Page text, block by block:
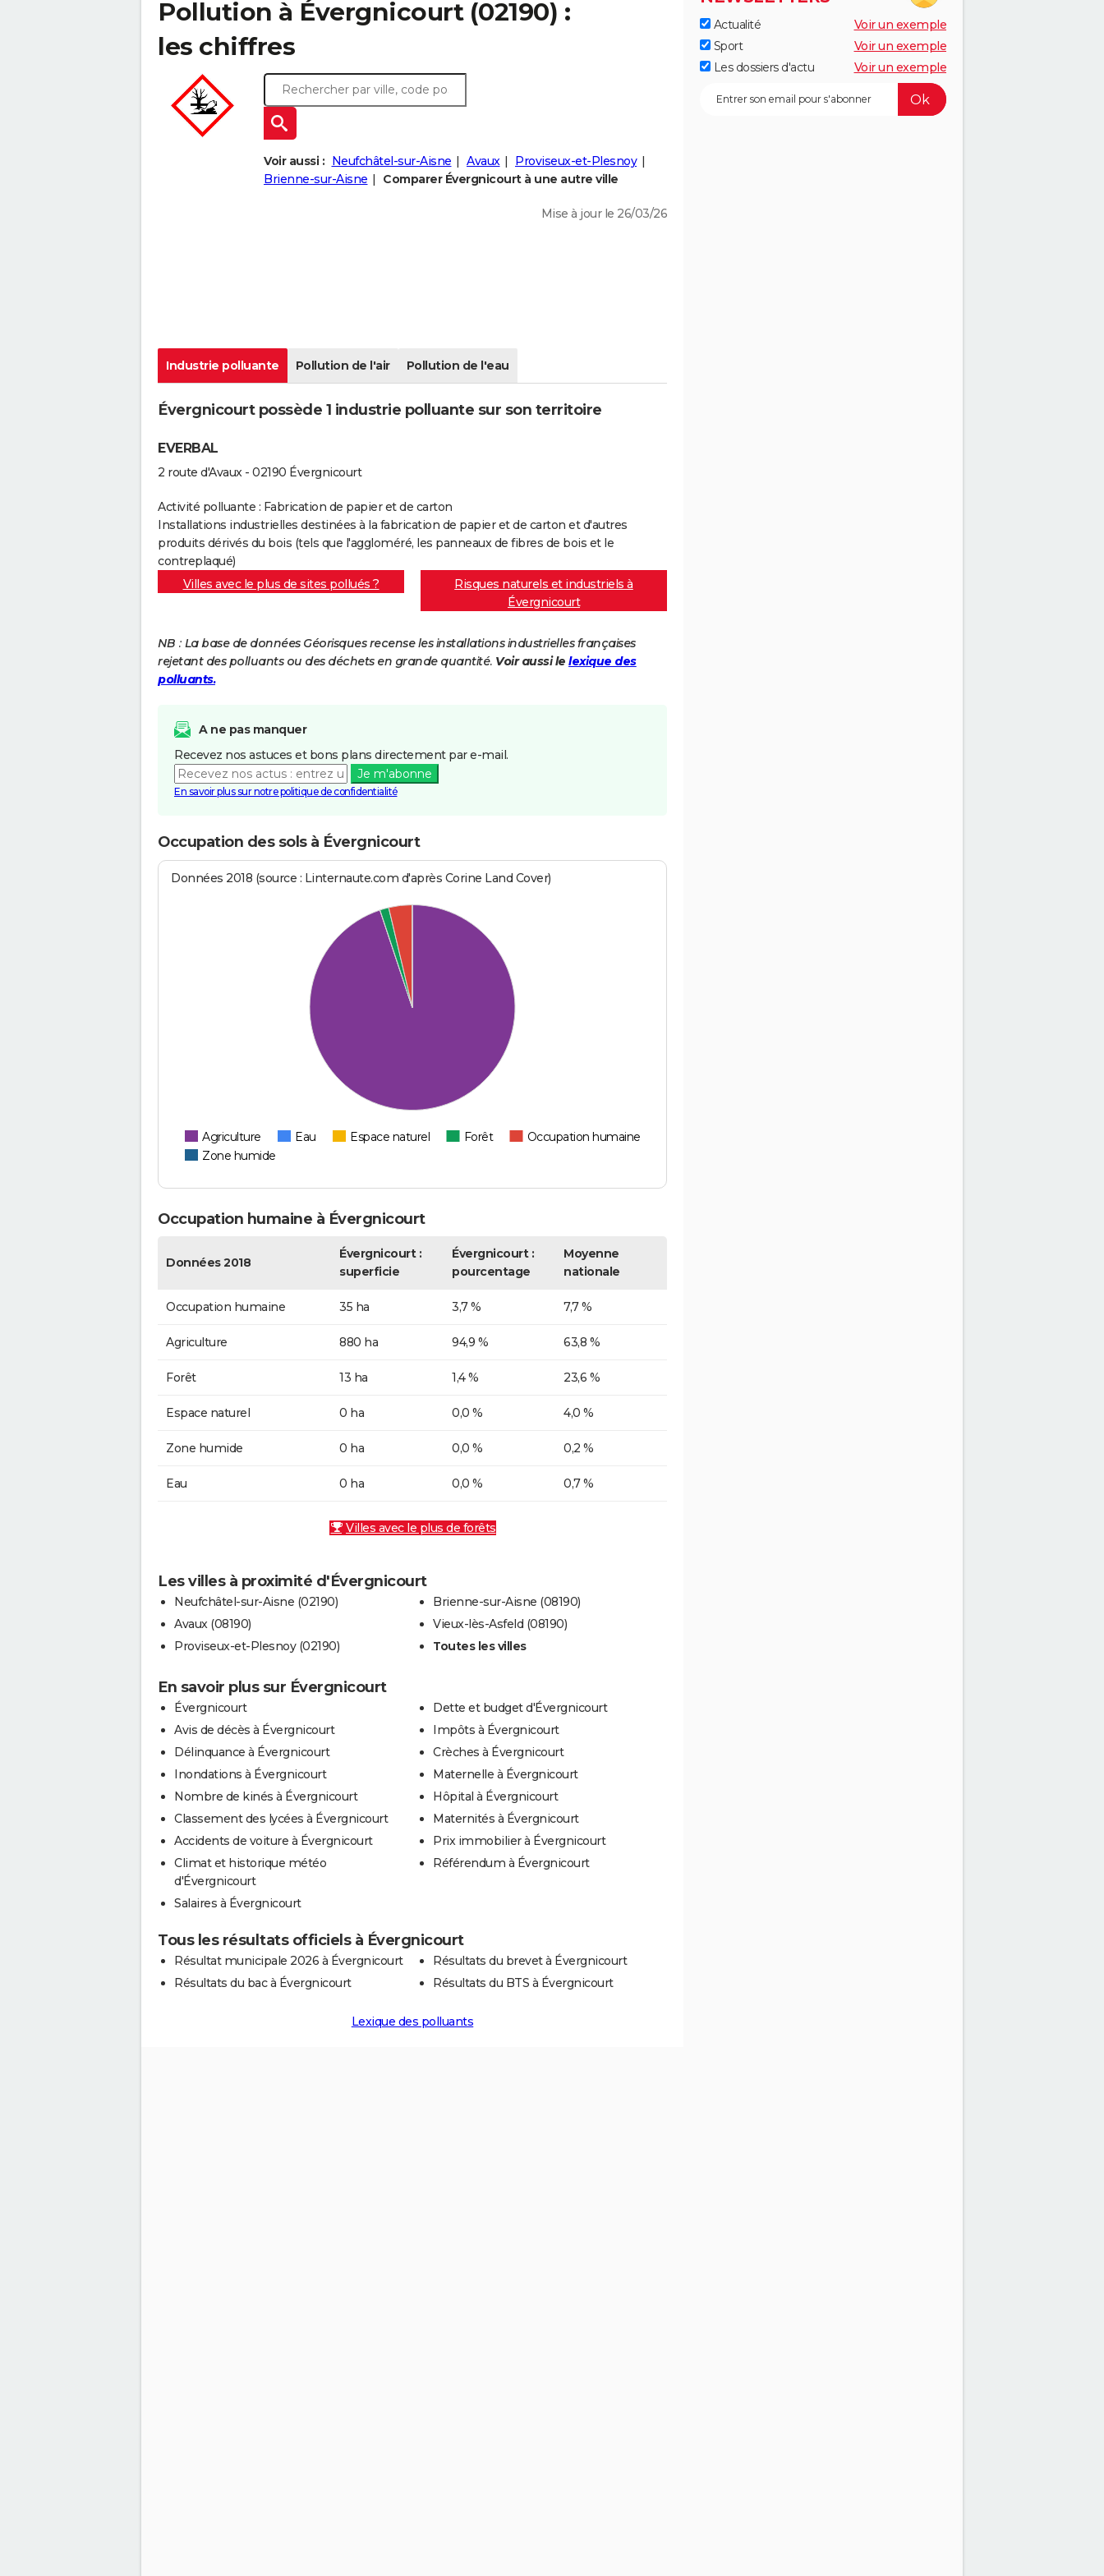
Pollution à Évergnicourt (02190) :
les chiffres
Voir aussi : Neufchâtel-sur-Aisne Avaux
Proviseux-et-Plesnoy
Brienne-sur-Aisne
Comparer Évergnicourt à une autre ville
Mise à jour le 26/03/26
Industrie polluante Pollution de l'air Pollution de l'eau
Évergnicourt possède 1 industrie polluante sur son territoire
EVERBAL
2 route d'Avaux - 02190 Évergnicourt
Activité polluante : Fabrication de papier et de carton
Installations industrielles destinées à la fabrication de papier et de carton et d'autres
produits dérivés du bois (tels que l'aggloméré, les panneaux de fibres de bois et le
contreplaqué)
Villes avec le plus de sites pollués ?
Risques naturels et industriels à
Évergnicourt
NB : La base de données Géorisques recense les installations industrielles françaises
rejetant des polluants ou des déchets en grande quantité. Voir aussi le lexique des
polluants.
A ne pas manquer
Recevez nos astuces et bons plans directement par e-mail.
Je m'abonne
En savoir plus sur notre politique de confidentialité
Occupation des sols à Évergnicourt
Données 2018 (source : Linternaute.com d'après Corine Land Cover)
Agriculture Eau Espace naturel Forêt
Occupation humaine
Zone humide
Occupation humaine à Évergnicourt
Données 2018
Évergnicourt :
superficie
Évergnicourt :
pourcentage
Moyenne
nationale
Occupation humaine 35 ha 3,7 % 7,7 %
Agriculture 880 ha 94,9 % 63,8 %
Forêt 13 ha 1,4 % 23,6 %
Espace naturel 0 ha 0,0 % 4,0 %
Zone humide 0 ha 0,0 % 0,2 %
Eau 0 ha 0,0 % 0,7 %
Villes avec le plus de forêts
Les villes à proximité d'Évergnicourt
Neufchâtel-sur-Aisne (02190)
Avaux (08190)
Proviseux-et-Plesnoy (02190)
Brienne-sur-Aisne (08190)
Vieux-lès-Asfeld (08190)
Toutes les villes
En savoir plus sur Évergnicourt
Évergnicourt
Avis de décès à Évergnicourt
Délinquance à Évergnicourt
Inondations à Évergnicourt
Nombre de kinés à Évergnicourt
Classement des lycées à Évergnicourt
Accidents de voiture à Évergnicourt
Climat et historique météo
d'Évergnicourt
Salaires à Évergnicourt
Dette et budget d'Évergnicourt
Impôts à Évergnicourt
Crèches à Évergnicourt
Maternelle à Évergnicourt
Hôpital à Évergnicourt
Maternités à Évergnicourt
Prix immobilier à Évergnicourt
Référendum à Évergnicourt
Tous les résultats officiels à Évergnicourt
Résultat municipale 2026 à Évergnicourt
Résultats du bac à Évergnicourt
Résultats du brevet à Évergnicourt
Résultats du BTS à Évergnicourt
Lexique des polluants
Actualité
Voir un exemple
Sport
Voir un exemple
Les dossiers d'actu
Voir un exemple